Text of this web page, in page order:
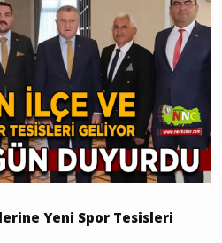
Yeni Spor Tesisleri